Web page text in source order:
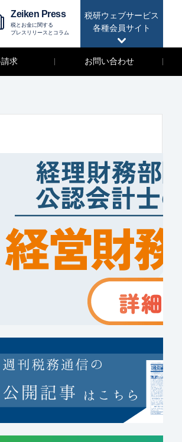
税研ウェブサービス
各種会員サイト
Zeiken Press
税とお金に関する
プレスリリースとコラム
求 お問い合わせ